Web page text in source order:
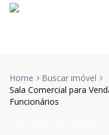
Home
Buscar imóvel
Sala Comercial para
Funcionários